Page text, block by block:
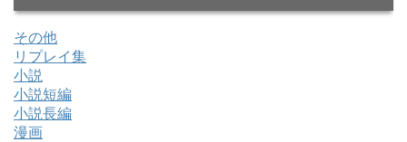
その他
リプレイ集
小説
小説短編
小説長編
漫画